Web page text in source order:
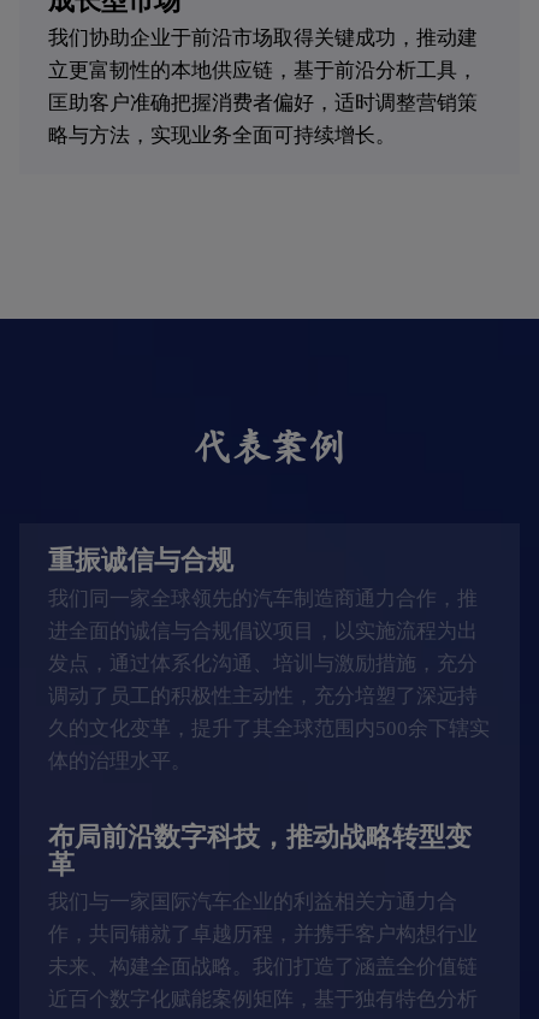
我们协助企业于前沿市场取得关键成功，推动建
立更富韧性的本地供应链，基于前沿分析工具，
匡助客户准确把握消费者偏好，适时调整营销策
略与方法，实现业务全面可持续增长。
代表案例
重振诚信与合规
我们同一家全球领先的汽车制造商通力合作，推
进全面的诚信与合规倡议项目，以实施流程为出
发点，通过体系化沟通、培训与激励措施，充分
调动了员工的积极性主动性，充分培塑了深远持
久的文化变革，提升了其全球范围内500余下辖实
体的治理水平。
布局前沿数字科技，推动战略转型变
革
我们与一家国际汽车企业的利益相关方通力合
作，共同铺就了卓越历程，并携手客户构想行业
未来、构建全面战略。我们打造了涵盖全价值链
近百个数字化赋能案例矩阵，基于独有特色分析